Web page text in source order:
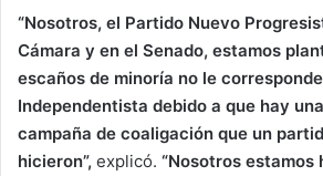
“Nosotros, el Partido Nuevo
Cámara y en el Senado, estamos
escaños de minoría no le
Independentista debido a que hay
campaña de coaligación que un
hicieron”, explicó. “Nosotros estamos